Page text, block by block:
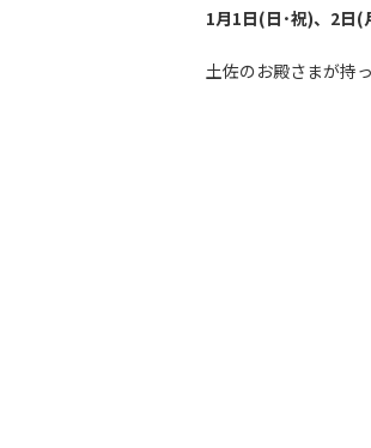
1月1日(日･祝)、2日
土佐のお殿さまが持